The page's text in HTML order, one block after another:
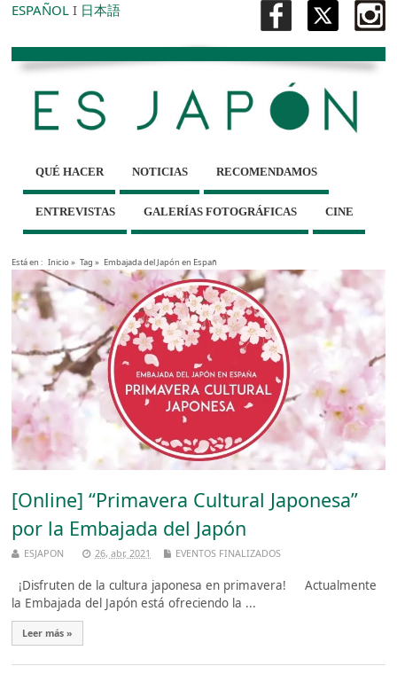
ESPAÑOL I 日本語
QUÉ HACER NOTICIAS RECOMENDAMOS
ENTREVISTAS GALERÍAS FOTOGRÁFICAS CINE
Está en : Inicio» Tag » Embajada del Japón en Españ
[Online] “Primavera Cultural Japonesa”
por la Embajada del Japón
ESJAPON 26, abr, 2021 EVENTOS FINALIZADOS
¡Disfruten de la cultura japonesa en primavera! Actualmente
la Embajada del Japón está ofreciendo la ...
Leer más »